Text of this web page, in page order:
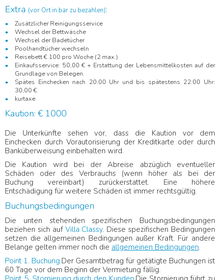
Extra (vor Ort in bar zu bezahlen):
Zusätzlicher Reinigungsservice
Wechsel der Bettwäsche
Wechsel der Badetücher
Poolhandtücher wechseln
Reisebett € 100 pro Woche (2 max.)
Einkaufsservice: 50,00 € + Erstattung der Lebensmittelkosten auf der
Grundlage von Belegen.
Spätes Einchecken nach 20:00 Uhr und bis spätestens 22:00 Uhr:
30,00 €.
kurtaxe
Kaution: € 1000
Die Unterkünfte sehen vor, dass die Kaution vor dem
Einchecken durch Vorautorisierung der Kreditkarte oder durch
Banküberweisung einbehalten wird.
Die Kaution wird bei der Abreise abzüglich eventueller
Schäden oder des Verbrauchs (wenn höher als bei der
Buchung vereinbart) zurückerstattet. Eine höhere
Entschädigung für weitere Schäden ist immer rechtsgültig.
Buchungsbedingungen
Die unten stehenden spezifischen Buchungsbedingungen
beziehen sich auf Villa Classy. Diese spezifischen Bedingungen
setzen die allgemeinen Bedingungen außer Kraft. Für andere
Belange gelten immer noch die allgemeinen Bedingungen.
Point 1. Buchung.Der Gesamtbetrag für getätigte Buchungen ist
60 Tage vor dem Beginn der Vermietung fällig.